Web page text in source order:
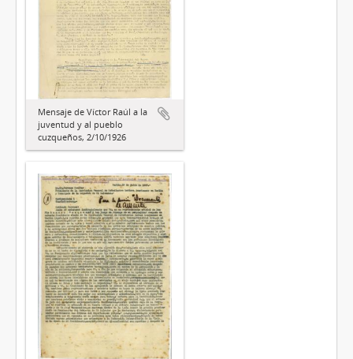
Mensaje de Víctor Raúl a la
juventud y al pueblo
cuzqueños, 2/10/1926